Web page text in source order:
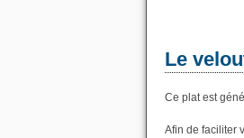
Le
Ce plat est
Afin de faciliter